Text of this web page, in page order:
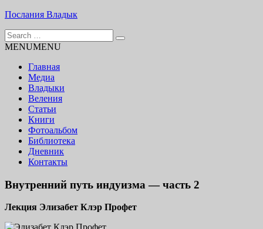
Skip
content
Послания Владык
Основу сайта представляют Послания, или Диктовки,
Search
for:
MENUMENU
Главная
Медиа
Владыки
Веления
Статьи
Книги
Фотоальбом
Библиотека
Дневник
Контакты
Внутренний путь индуизма — часть 2
Лекция Элизабет Клэр Профет